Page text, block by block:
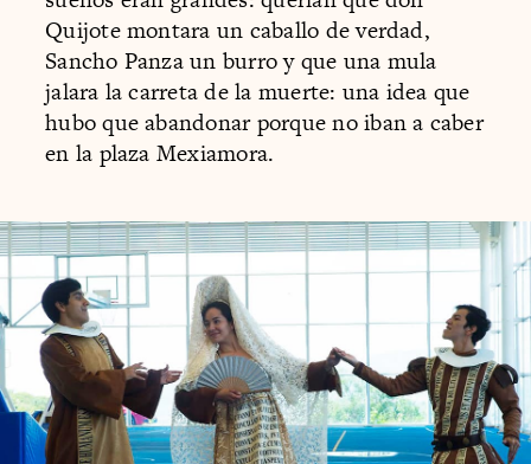
Quijote montara un caballo de verdad,
Sancho Panza un burro y que una mula
jalara la carreta de la muerte: una idea que
hubo que abandonar porque no iban a caber
en la plaza Mexiamora.